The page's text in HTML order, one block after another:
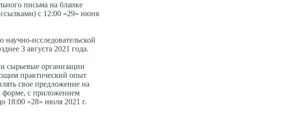
письма на бланке
с 12:00 «29» июня
исследовательской
3 августа 2021 года.
сырьевые организации
практический опыт
свое предложение на
форме, с приложением
18:00 «28» июля 2021 г.